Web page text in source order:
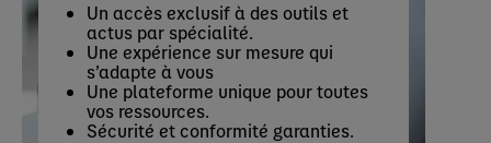
Un accès exclusif à des outils et
actus par spécialité.
Une expérience sur mesure qui
s’adapte à vous
Une plateforme unique pour toutes
vos ressources.
Sécurité et conformité garanties.